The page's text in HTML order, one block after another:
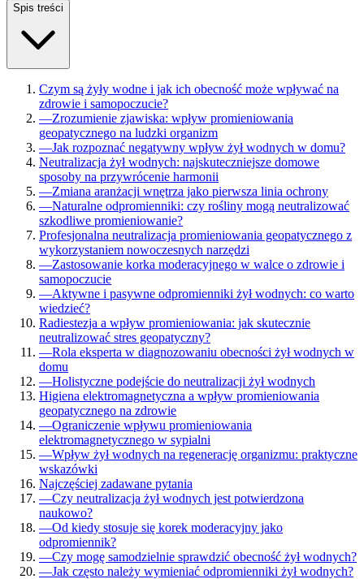
Spis treści
Czym są żyły wodne i jak ich obecność może wpływać na
zdrowie i samopoczucie?
—Zrozumienie zjawiska: wpływ promieniowania
geopatycznego na ludzki organizm
—Jak rozpoznać negatywny wpływ żył wodnych w domu?
Neutralizacja żył wodnych: najskuteczniejsze domowe
sposoby na przywrócenie harmonii
—Zmiana aranżacji wnętrza jako pierwsza linia ochrony
—Naturalne odpromienniki: czy rośliny mogą neutralizować
szkodliwe promieniowanie?
Profesjonalna neutralizacja promieniowania geopatycznego z
wykorzystaniem nowoczesnych narzędzi
—Zastosowanie korka moderacyjnego w walce o zdrowie i
samopoczucie
—Aktywne i pasywne odpromienniki żył wodnych: co warto
wiedzieć?
Radiestezja a wpływ promieniowania: jak skutecznie
neutralizować stres geopatyczny?
—Rola eksperta w diagnozowaniu obecności żył wodnych w
domu
—Holistyczne podejście do neutralizacji żył wodnych
Higiena elektromagnetyczna a wpływ promieniowania
geopatycznego na zdrowie
—Ograniczenie wpływu promieniowania
elektromagnetycznego w sypialni
—Wpływ żył wodnych na regenerację organizmu: praktyczne
wskazówki
Najczęściej zadawane pytania
—Czy neutralizacja żył wodnych jest potwierdzona
naukowo?
—Od kiedy stosuje się korek moderacyjny jako
odpromiennik?
—Czy mogę samodzielnie sprawdzić obecność żył wodnych?
—Jak często należy wymieniać odpromienniki żył wodnych?